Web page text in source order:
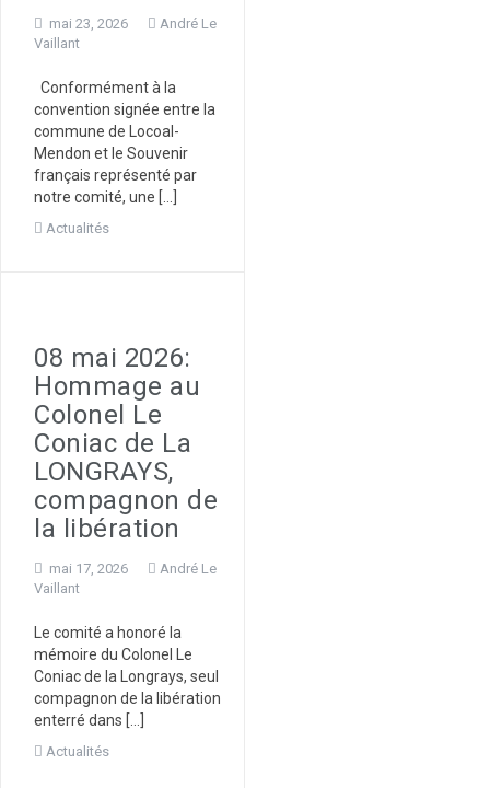
mai 23, 2026
André Le
Vaillant
Conformément à la
convention signée entre la
commune de Locoal-
Mendon et le Souvenir
français représenté par
notre comité, une […]
Actualités
08 mai 2026:
Hommage au
Colonel Le
Coniac de La
LONGRAYS,
compagnon de
la libération
mai 17, 2026
André Le
Vaillant
Le comité a honoré la
mémoire du Colonel Le
Coniac de la Longrays, seul
compagnon de la libération
enterré dans […]
Actualités